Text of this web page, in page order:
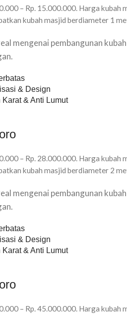
– Rp. 15.000.000. Harga kubah
kubah masjid berdiameter 1
mengenai pembangunan
& Design
& Anti Lumut
– Rp. 28.000.000. Harga kubah
kubah masjid berdiameter 2
mengenai pembangunan
& Design
& Anti Lumut
– Rp. 45.000.000. Harga kubah